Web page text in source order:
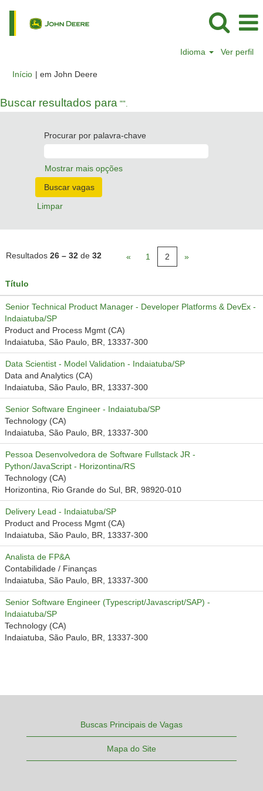
Idioma Ver perfil
Início | em John Deere(página
Buscar resultados para "".
Procurar por palavra-chave
Mostrar mais opções
Limpar
Resultados 26 – 32 de 32 « 1 2 »
Título
Senior Technical Product Manager - Developer Platforms & DevEx -
Indaiatuba/SP
Product and Process Mgmt (CA)
Indaiatuba, São Paulo, BR, 13337-300
Data Scientist - Model Validation - Indaiatuba/SP
Data and Analytics (CA)
Indaiatuba, São Paulo, BR, 13337-300
Senior Software Engineer - Indaiatuba/SP
Technology (CA)
Indaiatuba, São Paulo, BR, 13337-300
Pessoa Desenvolvedora de Software Fullstack JR -
Python/JavaScript - Horizontina/RS
Technology (CA)
Horizontina, Rio Grande do Sul, BR, 98920-010
Delivery Lead - Indaiatuba/SP
Product and Process Mgmt (CA)
Indaiatuba, São Paulo, BR, 13337-300
Analista de FP&A
Contabilidade / Finanças
Indaiatuba, São Paulo, BR, 13337-300
Senior Software Engineer (Typescript/Javascript/SAP) -
Indaiatuba/SP
Technology (CA)
Indaiatuba, São Paulo, BR, 13337-300
Buscas Principais de Vagas
Mapa do Site